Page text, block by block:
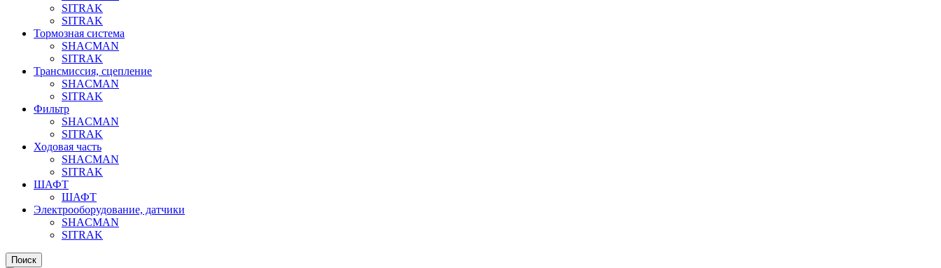
SITRAK
SITRAK
Тормозная система
SHACMAN
SITRAK
Трансмиссия, сцепление
SHACMAN
SITRAK
Фильтр
SHACMAN
SITRAK
Ходовая часть
SHACMAN
SITRAK
ШАФТ
ШАФТ
Электрооборудование, датчики
SHACMAN
SITRAK
Поиск